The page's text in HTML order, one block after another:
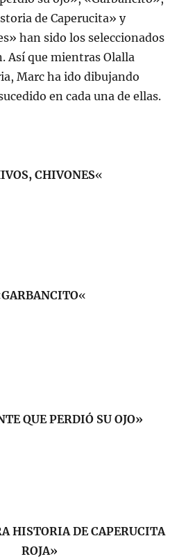
de Caperucita» y
han sido los seleccionados
Así que mientras Olalla
Marc ha ido dibujando
en cada una de ellas.
CHIVONES«
GARBANCITO«
QUE PERDIÓ SU OJO»
HISTORIA DE CAPERUCITA
ROJA»